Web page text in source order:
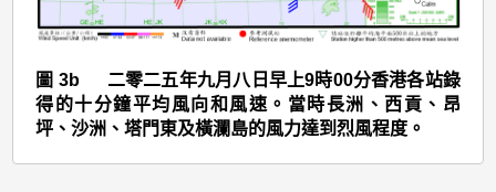
圖
3b圖 3b 二零二五年九月八日早上9時00分香港各站錄
得的十分鐘平均風向和風速。當時長洲、西貢、昂
坪、沙洲、塔門東及橫瀾島的風力達到烈風程度。